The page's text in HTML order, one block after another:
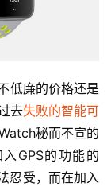
低廉的价格还是
去失败的智能可
秘而不宣的
GPS的功能的
忍受，而在加入